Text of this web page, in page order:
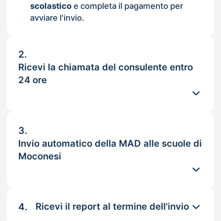
scolasticoe completa il pagamento per
avviare l'invio.
2.
Ricevi la chiamata del consulente entro
24 ore
3.
Invio automatico della MAD alle scuole di
Moconesi
4. Ricevi il report al termine dell'invio